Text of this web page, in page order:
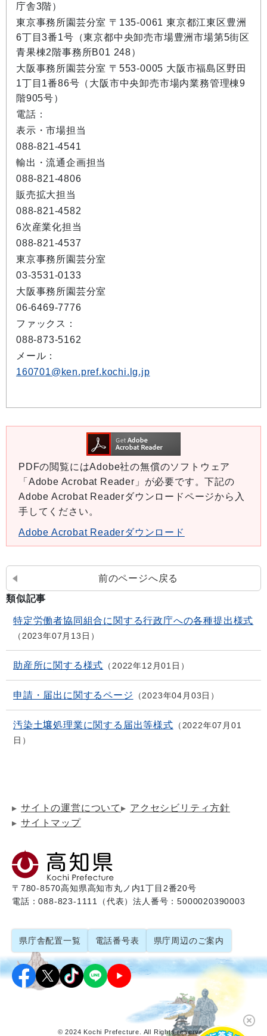
庁舎3階）
東京事務所園芸分室 〒135-0061 東京都江東区豊洲
6丁目3番1号（東京都中央卸売市場豊洲市場第5街区
青果棟2階事務所B01 248）
大阪事務所園芸分室 〒553-0005 大阪市福島区野田
1丁目1番86号（大阪市中央卸売市場内業務管理棟9
階905号）
電話：
表示・市場担当
088-821-4541
輸出・流通企画担当
088-821-4806
販売拡大担当
088-821-4582
6次産業化担当
088-821-4537
東京事務所園芸分室
03-3531-0133
大阪事務所園芸分室
06-6469-7776
ファックス：
088-873-5162
メール：
160701@ken.pref.kochi.lg.jp
PDFの閲覧にはAdobe社の無償のソフトウェア
「Adobe Acrobat Reader」が必要です。下記の
Adobe Acrobat Readerダウンロードページから入
手してください。
Adobe Acrobat Readerダウンロード
前のページへ戻る
類似記事
特定労働者協同組合に関する行政庁への各種提出様式
2023年07月13日
助産所に関する様式 2022年12月01日
申請・届出に関するページ 2023年04月03日
汚染土壌処理業に関する届出等様式
2022年07月01
日
サイトの運営について
アクセシビリティ方針
サイトマップ
〒780-8570高知県高知市丸ノ内1丁目2番20号
電話：088-823-1111（代表）法人番号：5000020390003
県庁舎配置一覧 電話番号表 県庁周辺のご案内
© 2024 Kochi Prefecture. All Rights reserved.